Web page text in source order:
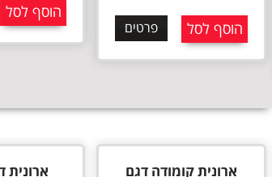
הוסף לסל פרטים
הוסף לסל
ארונית קומודה דגם
ארונית